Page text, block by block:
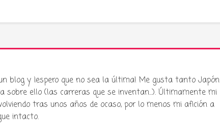
blog y ¡espero que no sea la última! Me gusta tanto Japón
sobre ello (las carreras que se inventan...). Últimamente mi
tras unos años de ocaso, por lo menos mi afición a
intacto.